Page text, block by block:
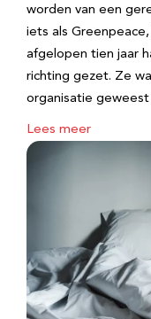
worden van een
iets als
afgelopen tien jaar
richting gezet. Ze
organisatie
Lees meer